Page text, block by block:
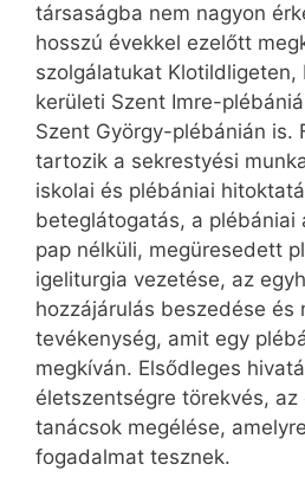
társaságba nem nagyon
hosszú évekkel ezelőtt
szolgálatukat Klotildligeten,
kerületi Szent Imre-
Szent György-plébánián is.
tartozik a sekrestyési
iskolai és plébániai
beteglátogatás, a plébániai
pap nélküli, megüresedett
igeliturgia vezetése, az
hozzájárulás beszedése és
tevékenység, amit egy
megkíván. Elsődleges
életszentségre törekvés, az
tanácsok megélése,
fogadalmat tesznek.